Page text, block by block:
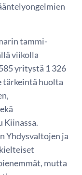
tammi-
viikolla
yritystä 1 326
tärkeintä huolta
Kiinassa.
Yhdysvaltojen ja
mutta